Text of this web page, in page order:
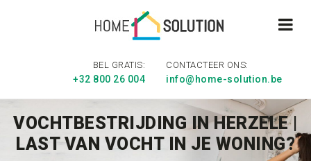
BEL GRATIS:
+32 800 26 004
CONTACTEER ONS:
info@home-solution.be
VOCHTBESTRIJDING IN HERZELE |
LAST VAN VOCHT IN JE WONING?